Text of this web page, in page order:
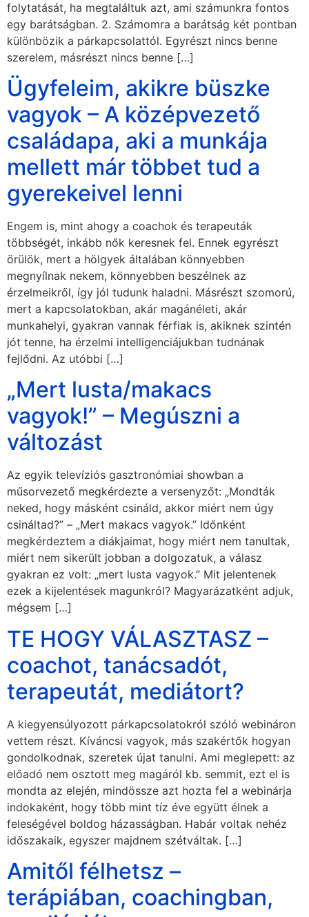
folytatását, ha megtaláltuk azt, ami számunkra fontos
egy barátságban. 2. Számomra a barátság két pontban
különbözik a párkapcsolattól. Egyrészt nincs benne
szerelem, másrészt nincs benne […]
Ügyfeleim, akikre büszke
vagyok – A középvezető
családapa, aki a munkája
mellett már többet tud a
gyerekeivel lenni
Engem is, mint ahogy a coachok és terapeuták
többségét, inkább nők keresnek fel. Ennek egyrészt
örülök, mert a hölgyek általában könnyebben
megnyílnak nekem, könnyebben beszélnek az
érzelmeikről, így jól tudunk haladni. Másrészt szomorú,
mert a kapcsolatokban, akár magánéleti, akár
munkahelyi, gyakran vannak férfiak is, akiknek szintén
jót tenne, ha érzelmi intelligenciájukban tudnának
fejlődni. Az utóbbi […]
„Mert lusta/makacs
vagyok!” – Megúszni a
változást
Az egyik televíziós gasztronómiai showban a
műsorvezető megkérdezte a versenyzőt: „Mondták
neked, hogy másként csináld, akkor miért nem úgy
csináltad?” – „Mert makacs vagyok.” Időnként
megkérdeztem a diákjaimat, hogy miért nem tanultak,
miért nem sikerült jobban a dolgozatuk, a válasz
gyakran ez volt: „mert lusta vagyok.” Mit jelentenek
ezek a kijelentések magunkról? Magyarázatként adjuk,
mégsem […]
TE HOGY VÁLASZTASZ –
coachot, tanácsadót,
terapeutát, mediátort?
A kiegyensúlyozott párkapcsolatokról szóló webináron
vettem részt. Kíváncsi vagyok, más szakértők hogyan
gondolkodnak, szeretek újat tanulni. Ami meglepett: az
előadó nem osztott meg magáról kb. semmit, ezt el is
mondta az elején, mindössze azt hozta fel a webinárja
indokaként, hogy több mint tíz éve együtt élnek a
feleségével boldog házasságban. Habár voltak nehéz
időszakaik, egyszer majdnem szétváltak. […]
Amitől félhetsz –
terápiában, coachingban,